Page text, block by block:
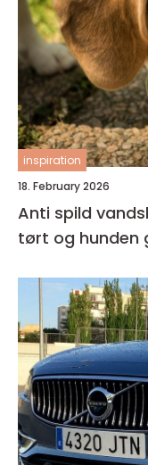
inspiration
18. February 2026
Anti spild
tørt og hunden